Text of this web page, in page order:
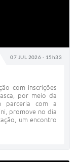
07 JUL 2026 - 15h33
com inscrições
por meio da
parceria com a
promove no dia
um encontro